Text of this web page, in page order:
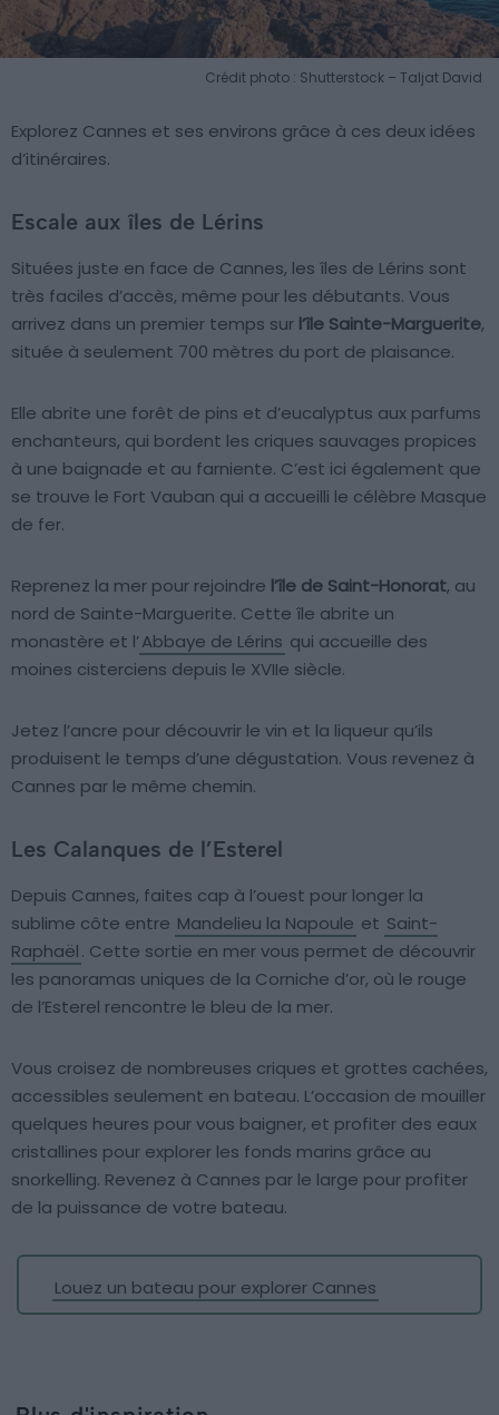
Crédit photo : Shutterstock – Taljat David
Explorez Cannes et ses environs grâce à ces deux idées
d’itinéraires.
Escale aux îles de Lérins
Situées juste en face de Cannes, les îles de Lérins sont
très faciles d’accès, même pour les débutants. Vous
arrivez dans un premier temps sur l’île Sainte-Marguerite,
située à seulement 700 mètres du port de plaisance.
Elle abrite une forêt de pins et d’eucalyptus aux parfums
enchanteurs, qui bordent les criques sauvages propices
à une baignade et au farniente. C’est ici également que
se trouve le Fort Vauban qui a accueilli le célèbre Masque
de fer.
Reprenez la mer pour rejoindre l’île de Saint-Honorat, au
nord de Sainte-Marguerite. Cette île abrite un
monastère et l’Abbaye de Lérins qui accueille des
moines cisterciens depuis le XVIIe siècle.
Jetez l’ancre pour découvrir le vin et la liqueur qu’ils
produisent le temps d’une dégustation. Vous revenez à
Cannes par le même chemin.
Les Calanques de l’Esterel
Depuis Cannes, faites cap à l’ouest pour longer la
sublime côte entre Mandelieu la Napoule et Saint-
Raphaël. Cette sortie en mer vous permet de découvrir
les panoramas uniques de la Corniche d’or, où le rouge
de l’Esterel rencontre le bleu de la mer.
Vous croisez de nombreuses criques et grottes cachées,
accessibles seulement en bateau. L’occasion de mouiller
quelques heures pour vous baigner, et profiter des eaux
cristallines pour explorer les fonds marins grâce au
snorkelling. Revenez à Cannes par le large pour profiter
de la puissance de votre bateau.
Louez un bateau pour explorer Cannes